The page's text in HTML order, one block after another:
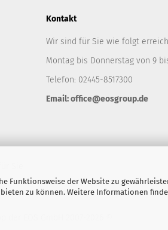
Funktionsweise der Website zu
zu können. Weitere Informationen
Sie
Kontakt
Wir sind für Sie wie folgt
Montag bis Donnerstag von 9
Telefon: 02445-8517300
Email: office@eosgroup.de